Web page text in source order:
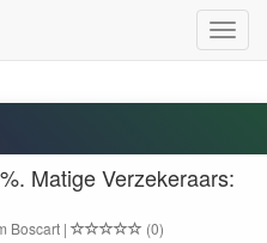
Toggle
Matige Verzekeraars:
Boscart | (0)